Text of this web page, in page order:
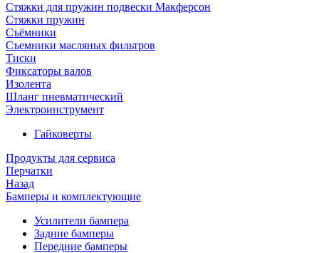
Стяжки для пружин подвески Макферсон
Стяжки пружин
Съёмники
Съемники масляных фильтров
Тиски
Фиксаторы валов
Изолента
Шланг пневматический
Электроинструмент
Гайковерты
Продукты для сервиса
Перчатки
Назад
Бамперы и комплектующие
Усилители бампера
Задние бамперы
Передние бамперы